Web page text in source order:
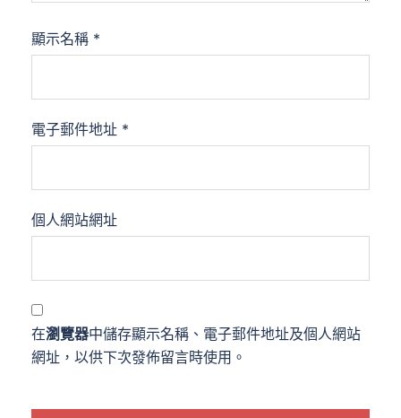
顯示名稱 *
電子郵件地址 *
個人網站網址
在瀏覽器中儲存顯示名稱、電子郵件地址及個人網站
網址，以供下次發佈留言時使用。